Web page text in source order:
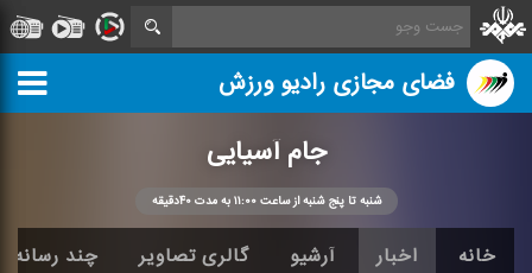
فضای مجازی رادیو ورزش
جام آسیایی
شنبه تا پنج شنبه از ساعت ۱۱:۰۰ به مدت ۴۰دقیقه
خانه اخبار آرشیو گالری تصاویر چند رسانه